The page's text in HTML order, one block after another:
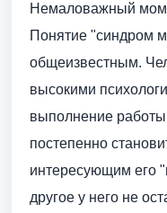
Немаловажный
Понятие "синдром
общеизвестным.
высокими
выполнение работы
постепенно
интересующим его
другое у него не